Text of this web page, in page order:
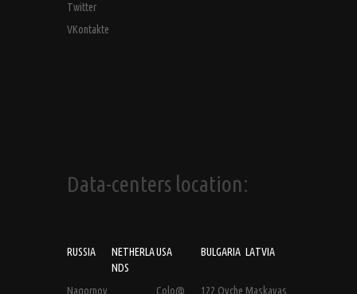
Twitter
VKontakte
Data-centers location:
RUSSIA
Nagornoy
NETHERLA
NDS
USA
Colo@
BULGARIA
122 Ovche
LATVIA
Maskavas